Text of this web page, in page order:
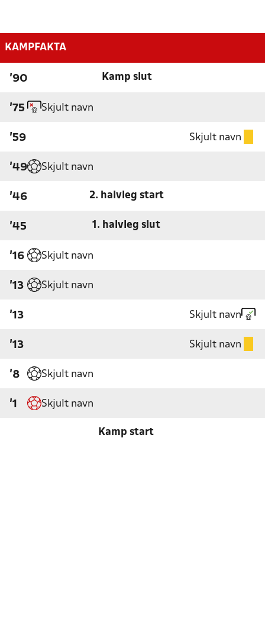
KAMPFAKTA
'90 Kamp slut
'75 Skjult navn
'59 Skjult navn
'49 Skjult navn
'46 2. halvleg start
'45 1. halvleg slut
'16 Skjult navn
'13 Skjult navn
'13 Skjult navn
'13 Skjult navn
'8 Skjult navn
'1 Skjult navn
Kamp start